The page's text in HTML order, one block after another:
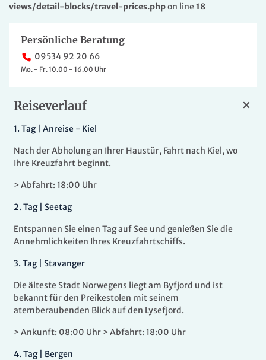
Reiseverlauf
1. Tag | Anreise - Kiel
Nach der Abholung an Ihrer Haustür, Fahrt nach Kiel, wo
Ihre Kreuzfahrt beginnt.
> Abfahrt: 18:00 Uhr
2. Tag | Seetag
Entspannen Sie einen Tag auf See und genießen Sie die
Annehmlichkeiten Ihres Kreuzfahrtschiffs.
3. Tag | Stavanger
Die älteste Stadt Norwegens liegt am Byfjord und ist
bekannt für den Preikestolen mit seinem
atemberaubenden Blick auf den Lysefjord.
> Ankunft: 08:00 Uhr > Abfahrt: 18:00 Uhr
4. Tag | Bergen
views/detail-blocks/travel-prices.phpon line 18
Persönliche Beratung
09534 92 20 66
Mo. - Fr. 10.00 - 16.00 Uhr